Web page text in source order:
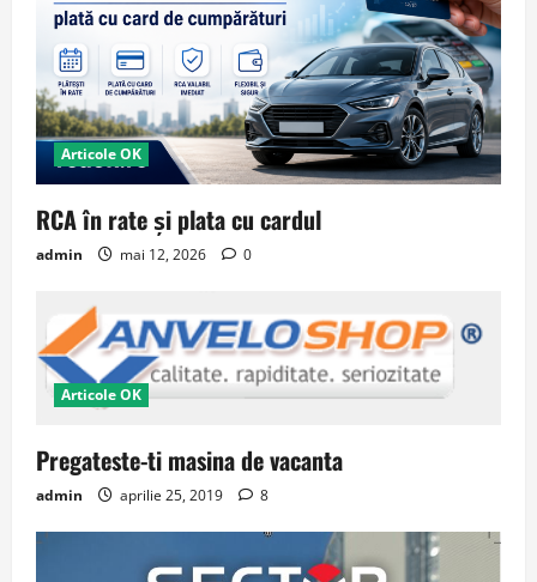
Articole OK
RCA în rate și plata cu cardul
admin mai 12, 2026 0
Articole OK
Pregateste-ti masina de vacanta
admin aprilie 25, 2019 8